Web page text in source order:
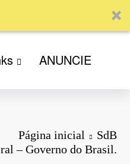
ANUNCIE
Página inicial
SdB
– Governo do Brasil.